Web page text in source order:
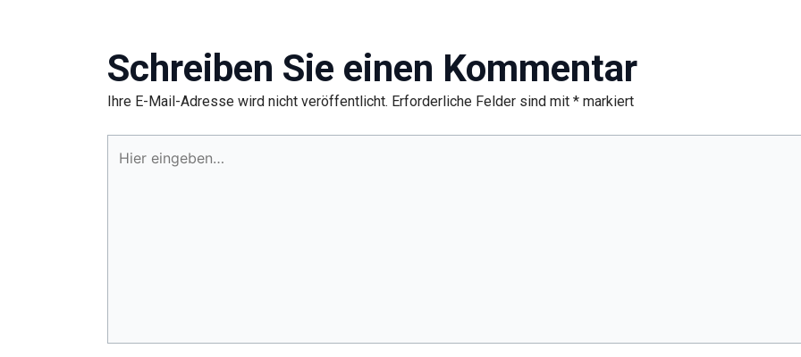
Schreiben Sie einen Kommentar
Ihre E-Mail-Adresse wird nicht veröffentlicht. Erforderliche Felder sind mit * markiert
eingeben…